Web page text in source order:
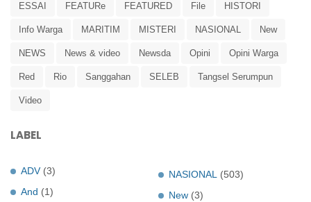
ESSAI FEATURe FEATURED File HISTORI
Info Warga MARITIM MISTERI NASIONAL New
NEWS News & video Newsda Opini Opini Warga
Red Rio Sanggahan SELEB Tangsel Serumpun
Video
LABEL
ADV (3)
And (1)
NASIONAL
(503)
New (3)